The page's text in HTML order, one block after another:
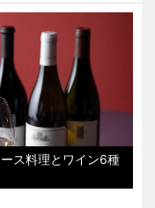
ス料理とワイン6種